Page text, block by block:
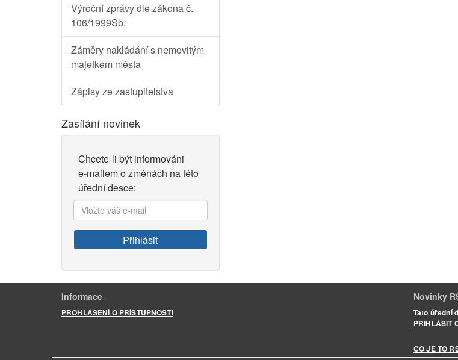
Výroční zprávy dle zákona č.
106/1999Sb.
Záměry nakládání s nemovitým
majetkem města
Zápisy ze zastupitelstva
Zasílání novinek
Chcete-li být informováni
e-mailem o změnách na této
úřední desce:
Vložte
váš
e-
mail:
Přihlásit
Informace
PROHLÁŠENÍ O PŘÍSTUPNOSTI
Novinky
Tato úřední
PŘIHLÁSIT
CO JE TO